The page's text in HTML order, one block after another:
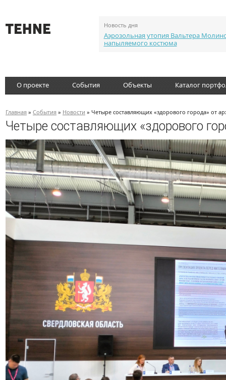
Новость дня
Аэрозольная утопия Вальтера
напыляемого костюма
О проекте События Объекты Каталог
Главная » События » Новости » Четыре составляющих «здорового города» от
Четыре составляющих «здорового